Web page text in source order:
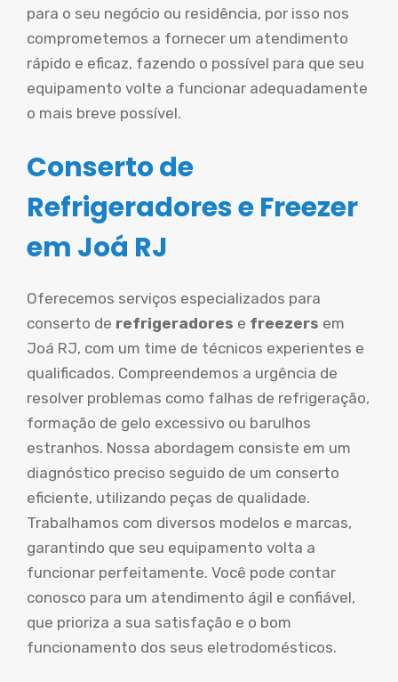
para o seu negócio ou residência, por isso nos
comprometemos a fornecer um atendimento
rápido e eficaz, fazendo o possível para que seu
equipamento volte a funcionar adequadamente
o mais breve possível.
Conserto de
Refrigeradores e Freezer
em Joá RJ
Oferecemos serviços especializados para
conserto de refrigeradores e freezers em
Joá RJ, com um time de técnicos experientes e
qualificados. Compreendemos a urgência de
resolver problemas como falhas de refrigeração,
formação de gelo excessivo ou barulhos
estranhos. Nossa abordagem consiste em um
diagnóstico preciso seguido de um conserto
eficiente, utilizando peças de qualidade.
Trabalhamos com diversos modelos e marcas,
garantindo que seu equipamento volta a
funcionar perfeitamente. Você pode contar
conosco para um atendimento ágil e confiável,
que prioriza a sua satisfação e o bom
funcionamento dos seus eletrodomésticos.